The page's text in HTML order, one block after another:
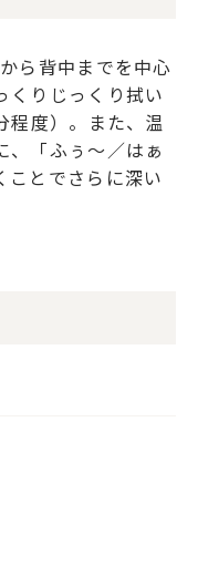
ら背中までを中心
くりじっくり拭い
程度）。また、温
、「ふぅ～／はぁ
ことでさらに深い